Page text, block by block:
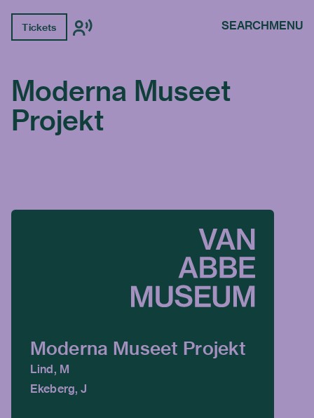
Tickets SEARCHMENU
Moderna Museet
Projekt
Moderna Museet Projekt
Lind, M
Ekeberg, J